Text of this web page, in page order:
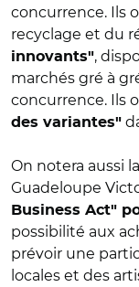
concurrence. Ils
recyclage et du
innovants",
marchés gré à
concurrence. Ils
des variantes"
On notera aussi
Guadeloupe
Business Act"
possibilité aux
prévoir une
locales et des